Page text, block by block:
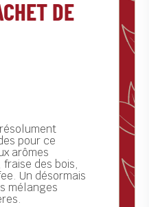
DE
pour ce
arômes
des bois,
Un désormais
mélanges